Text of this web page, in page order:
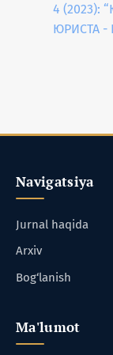
4 (2023):
ЮРИСТА -
Navigatsiya
Jurnal haqida
Arxiv
Bog‘lanish
Ma'lumot